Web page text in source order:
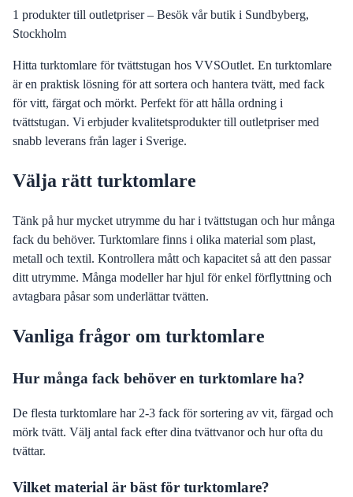
1 produkter till outletpriser – Besök vår butik i Sundbyberg,
Stockholm
Hitta turktomlare för tvättstugan hos VVSOutlet. En turktomlare
är en praktisk lösning för att sortera och hantera tvätt, med fack
för vitt, färgat och mörkt. Perfekt för att hålla ordning i
tvättstugan. Vi erbjuder kvalitetsprodukter till outletpriser med
snabb leverans från lager i Sverige.
Välja rätt turktomlare
Tänk på hur mycket utrymme du har i tvättstugan och hur många
fack du behöver. Turktomlare finns i olika material som plast,
metall och textil. Kontrollera mått och kapacitet så att den passar
ditt utrymme. Många modeller har hjul för enkel förflyttning och
avtagbara påsar som underlättar tvätten.
Vanliga frågor om turktomlare
Hur många fack behöver en turktomlare ha?
De flesta turktomlare har 2-3 fack för sortering av vit, färgad och
mörk tvätt. Välj antal fack efter dina tvättvanor och hur ofta du
tvättar.
Vilket material är bäst för turktomlare?